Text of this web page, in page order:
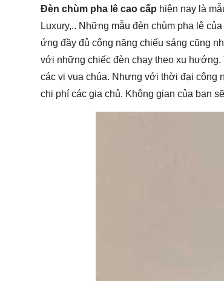
Đèn chùm pha lê cao cấp hiện nay là
Luxury,.. Những mẫu đèn chùm pha lê của
ứng đầy đủ công năng chiếu sáng cũng
với những chiếc đèn chạy theo xu
các vị vua chúa. Nhưng với thời đại công
chi phí các gia chủ. Không gian của bạn